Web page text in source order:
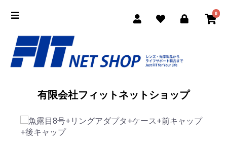
0
有限会社フィットネットショップ